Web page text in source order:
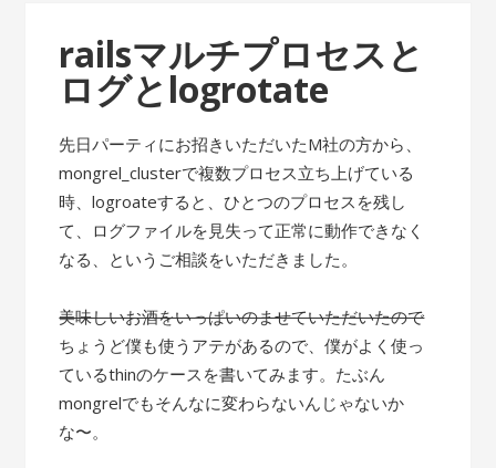
railsマルチプロセスと
ログとlogrotate
先日パーティにお招きいただいたM社の方から、
mongrel_clusterで複数プロセス立ち上げている
時、logroateすると、ひとつのプロセスを残し
て、ログファイルを見失って正常に動作できなく
なる、というご相談をいただきました。
美味しいお酒をいっぱいのませていただいたので
ちょうど僕も使うアテがあるので、僕がよく使っ
ているthinのケースを書いてみます。たぶん
mongrelでもそんなに変わらないんじゃないか
な〜。